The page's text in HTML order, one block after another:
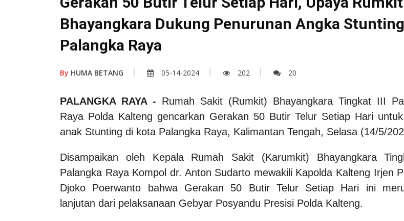
Bhayangkara Dukung Penurunan Angka
Palangka Raya
By HUMA BETANG 05-14-2024 202 20
PALANGKA RAYA - Rumah Sakit (Rumkit) Bhayangkara Tingkat III
Raya Polda Kalteng gencarkan Gerakan 50 Butir Telur Setiap Hari
anak Stunting di kota Palangka Raya, Kalimantan Tengah, Selasa (14/5/
Disampaikan oleh Kepala Rumah Sakit (Karumkit) Bhayangkara
Palangka Raya Kompol dr. Anton Sudarto mewakili Kapolda Kalteng Irjen
Djoko Poerwanto bahwa Gerakan 50 Butir Telur Setiap Hari ini
lanjutan dari pelaksanaan Gebyar Posyandu Presisi Polda Kalteng.